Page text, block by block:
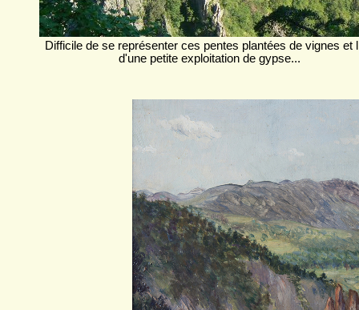
Difficile de se représenter ces pentes plantées de vignes et
d'une petite exploitation de gypse...